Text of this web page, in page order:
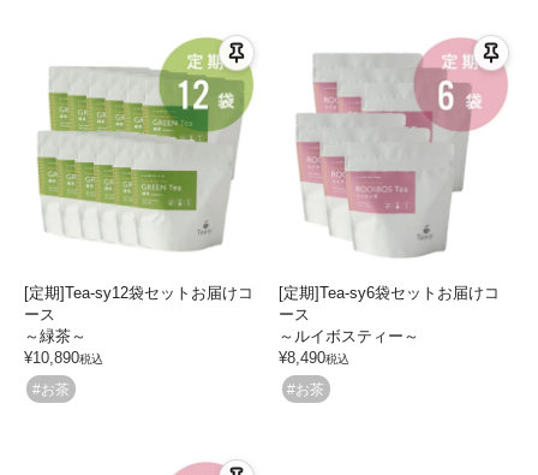
[定期]Tea-sy12袋セットお届けコ
ース
～緑茶～
¥10,890税込
#お茶
[定期]Tea-sy6袋セットお届けコ
ース
～ルイボスティー～
¥8,490税込
#お茶